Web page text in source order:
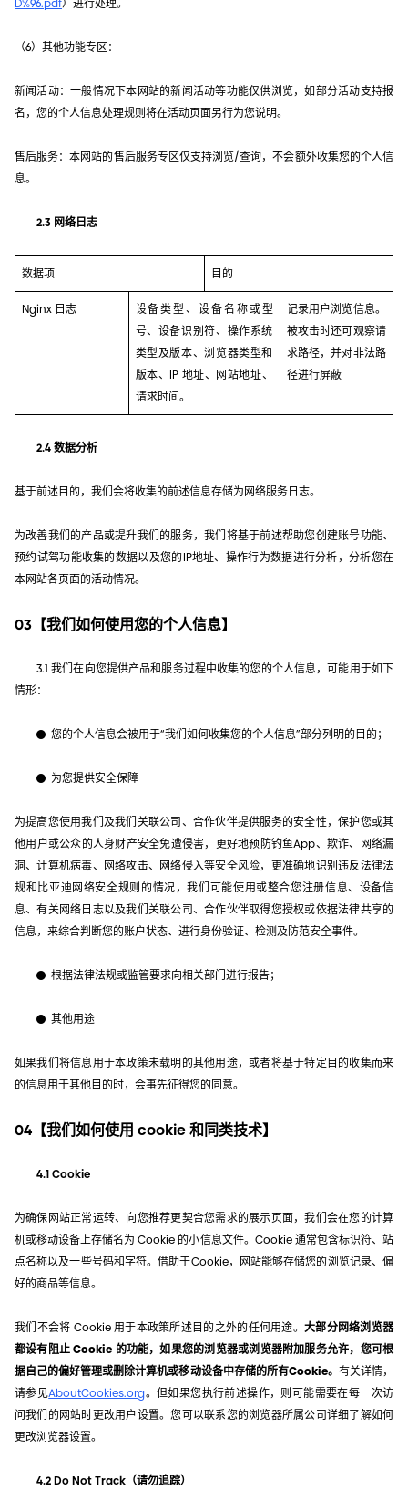
D%96.pdf）进行处理。
（6）其他功能专区：
新闻活动：一般情况下本网站的新闻活动等功能仅供浏览，如部分活动支持报
名，您的个人信息处理规则将在活动页面另行为您说明。
售后服务：本网站的售后服务专区仅支持浏览/查询，不会额外收集您的个人信
息。
2.3 网络日志
数据项 目的
Nginx 日志
设备类型、设备名称或型
号、设备识别符、操作系统
类型及版本、浏览器类型和
版本、IP 地址、网站地址、
请求时间。
记录用户浏览信息。
被攻击时还可观察请
求路径，并对非法路
径进行屏蔽
2.4 数据分析
基于前述目的，我们会将收集的前述信息存储为网络服务日志。
为改善我们的产品或提升我们的服务，我们将基于前述帮助您创建账号功能、
预约试驾功能收集的数据以及您的IP地址、操作行为数据进行分析，分析您在
本网站各页面的活动情况。
03【我们如何使用您的个人信息】
3.1 我们在向您提供产品和服务过程中收集的您的个人信息，可能用于如下
情形：
您的个人信息会被用于“我们如何收集您的个人信息”部分列明的目的；
为您提供安全保障
为提高您使用我们及我们关联公司、合作伙伴提供服务的安全性，保护您或其
他用户或公众的人身财产安全免遭侵害，更好地预防钓鱼App、欺诈、网络漏
洞、计算机病毒、网络攻击、网络侵入等安全风险，更准确地识别违反法律法
规和比亚迪网络安全规则的情况，我们可能使用或整合您注册信息、设备信
息、有关网络日志以及我们关联公司、合作伙伴取得您授权或依据法律共享的
信息，来综合判断您的账户状态、进行身份验证、检测及防范安全事件。
根据法律法规或监管要求向相关部门进行报告；
其他用途
如果我们将信息用于本政策未载明的其他用途，或者将基于特定目的收集而来
的信息用于其他目的时，会事先征得您的同意。
04【我们如何使用 cookie 和同类技术】
4.1 Cookie
为确保网站正常运转、向您推荐更契合您需求的展示页面，我们会在您的计算
机或移动设备上存储名为 Cookie 的小信息文件。Cookie 通常包含标识符、站
点名称以及一些号码和字符。借助于Cookie，网站能够存储您的浏览记录、偏
好的商品等信息。
我们不会将 Cookie 用于本政策所述目的之外的任何用途。 大部分网络浏览器
都设有阻止 Cookie 的功能，如果您的浏览器或浏览器附加服务允许，您可根
据自己的偏好管理或删除计算机或移动设备中存储的所有Cookie。 有关详情，
请参见AboutCookies.org。但如果您执行前述操作，则可能需要在每一次访
问我们的网站时更改用户设置。您可以联系您的浏览器所属公司详细了解如何
更改浏览器设置。
4.2 Do Not Track（请勿追踪）